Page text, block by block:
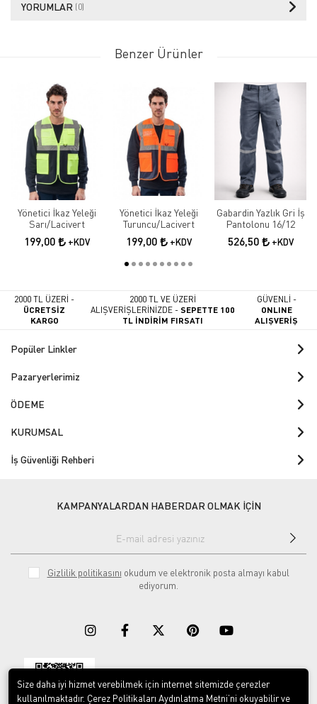
YORUMLAR (0)
Benzer Ürünler
Yönetici İkaz Yeleği
Sarı/Lacivert
199,00 +KDV
Yönetici İkaz Yeleği
Turuncu/Lacivert
199,00 +KDV
Gabardin Yazlık Gri İş
Pantolonu 16/12
526,50 +KDV
2000 TL ÜZERİ -
ÜCRETSİZ
KARGO
2000 TL VE ÜZERİ
ALIŞVERİŞLERİNİZDE -SEPETTE 100
TL İNDİRİM FIRSATI
GÜVENLİ -
ONLINE
ALIŞVERİŞ
Popüler Linkler
Pazaryerlerimiz
ÖDEME
KURUMSAL
İş Güvenliği Rehberi
KAMPANYALARDAN HABERDAR OLMAK İÇİN
Gizlilik politikasını okudum ve elektronik posta almayı kabul
ediyorum.
Download on the
App Store
Download on
Google play
Size daha iyi hizmet verebilmek için internet sitemizde çerezler
kullanılmaktadır. Çerez Politikaları Aydınlatma Metni’ni okuyabilir ve